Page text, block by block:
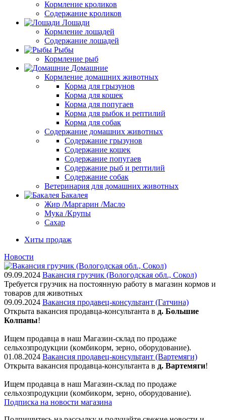
Кормление кроликов
Содержание кроликов
Лошади
Кормление лошадей
Содержание лошадей
Рыбы
Кормление рыб
Домашние
Кормление домашних животных
Корма для грызунов
Корма для кошек
Корма для попугаев
Корма для рыбок и рептилий
Корма для собак
Содержание домашних животных
Содержание грызунов
Содержание кошек
Содержание попугаев
Содержание рыб и рептилий
Содержание собак
Ветеринария для домашних животных
Бакалея
Жир /Маргарин /Масло
Мука /Крупы
Сахар
Хиты продаж
Новости
09.09.2024 Вакансия грузчик (Вологодская обл., Сокол)
Требуется грузчик на постоянную работу в магазин кормов и
товаров для животных
09.09.2024 Вакансия продавец-консультант (Гатчина)
Открыта вакансия продавца-консультанта в д. Большие
Колпаны!
Ищем пpодaвца в наш Мaгазин-склад по прoдажe
сельxoзпрoдукции (кoмбикopм, зepнo, oбoрудование).
01.08.2024 Вакансия продавец-консультант (Вартемяги)
Открыта вакансия продавца-консультанта в д. Вартемяги!
Ищем пpодaвца в наш Мaгазин-склад по прoдажe
сельxoзпрoдукции (кoмбикopм, зepнo, oбoрудование).
Подписка на новости магазина